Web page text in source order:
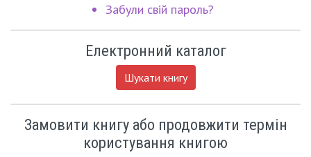
Забули свій пароль?
Електронний каталог
Шукати книгу
Замовити книгу або продовжити термін
користування книгою